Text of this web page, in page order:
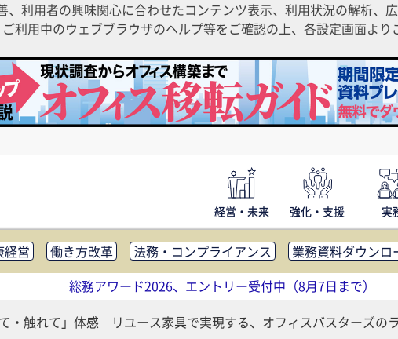
利用者の興味関心に合わせたコンテンツ表示、利用状況の解析、
利用中のウェブブラウザのヘルプ等をご確認の上、各設定画面よ
経営・未来 強化・支援 実
経営 働き方改革 法務・コンプライアンス
業務資料ダウンロ
外・社内広報 社外・社内コミュニケーション活性化
FM・オフ
助成金・補助金・コスト削減 アウトソーシング・BPO
調査・レ
総務アワード2026、エントリー受付中（8月7日まで）
・触れて」体感 リユース家具で実現する、オフィスバスターズの